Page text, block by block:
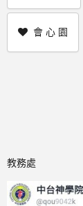
會 心 園
教務處